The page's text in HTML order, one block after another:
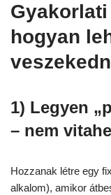
hogyan
1) Legyen
– nem
Hozzanak létre egy
alkalom), amikor